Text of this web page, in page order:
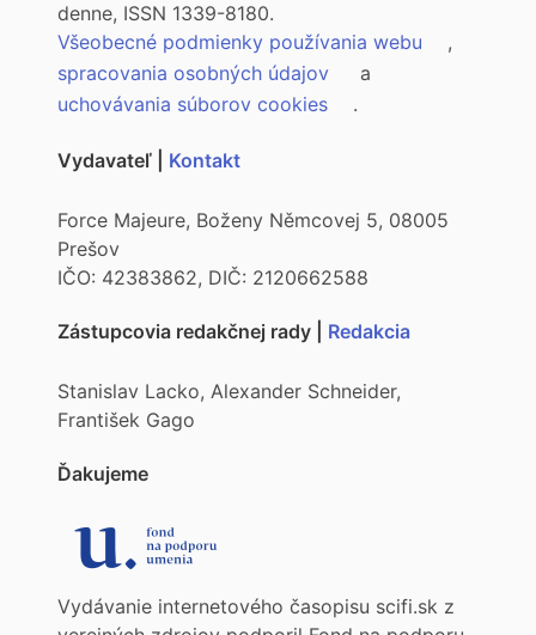
denne, ISSN 1339-8180.
Všeobecné podmienky používania webu
,
spracovania osobných údajov
a
uchovávania súborov cookies
.
Vydavateľ | Kontakt
Force Majeure, Boženy Němcovej 5, 08005
Prešov
IČO: 42383862, DIČ: 2120662588
Zástupcovia redakčnej rady | Redakcia
Stanislav Lacko, Alexander Schneider,
František Gago
Ďakujeme
Vydávanie internetového časopisu scifi.sk z